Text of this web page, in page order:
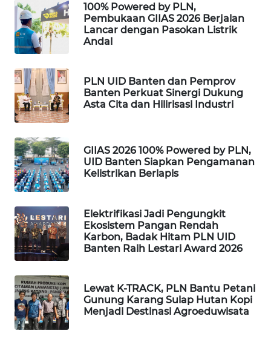
100% Powered by PLN,
Pembukaan GIIAS 2026 Berjalan
Lancar dengan Pasokan Listrik
Andal
PLN UID Banten dan Pemprov
Banten Perkuat Sinergi Dukung
Asta Cita dan Hilirisasi Industri
GIIAS 2026 100% Powered by PLN,
UID Banten Siapkan Pengamanan
Kelistrikan Berlapis
Elektrifikasi Jadi Pengungkit
Ekosistem Pangan Rendah
Karbon, Badak Hitam PLN UID
Banten Raih Lestari Award 2026
Lewat K-TRACK, PLN Bantu Petani
Gunung Karang Sulap Hutan Kopi
Menjadi Destinasi Agroeduwisata
ID
WAHANANEWS
CO ID
WAHANANEWS
NET
SPORT
WAHANA
UMKM
WAHANA
SELEB
WAHANA
PERSONA
WAHANA
OTOMOTIF